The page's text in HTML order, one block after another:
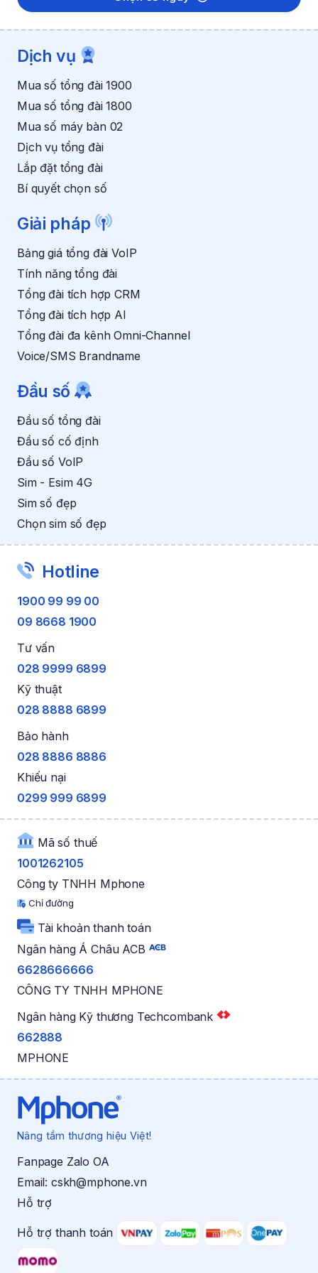
ậ
l
h
n
h
u
ế
n
ã
i
Dịch vụ
Mua số tổng đài 1900
Mua số tổng đài 1800
Mua số máy bàn 02
Dịch vụ tổng đài
Lắp đặt tổng đài
Bí quyết chọn số
Giải pháp
Bảng giá tổng đài VoIP
Tính năng tổng đài
Tổng đài tích hợp CRM
Tổng đài tích hợp AI
Tổng đài đa kênh Omni-Channel
Voice/SMS Brandname
Đầu số
Đầu số tổng đài
Đầu số cố định
Đầu số VoIP
Sim - Esim 4G
Sim số đẹp
Chọn sim số đẹp
Hotline
1900 99 99 00
09 8668 1900
Tư vấn
028 9999 6899
Kỹ thuật
028 8888 6899
Bảo hành
028 8886 8886
Khiếu nại
0299 999 6899
Mã số thuế
1001262105
Công ty TNHH Mphone
Chỉ đường
Tài khoản thanh toán
Ngân hàng Á Châu ACB
6628666666
CÔNG TY TNHH MPHONE
Ngân hàng Kỹ thương Techcombank
662888
MPHONE
Nâng tầm thương hiệu Việt!
Fanpage Zalo OA
Email: cskh@mphone.vn
Hỗ trợ
Hỗ trợ thanh toán